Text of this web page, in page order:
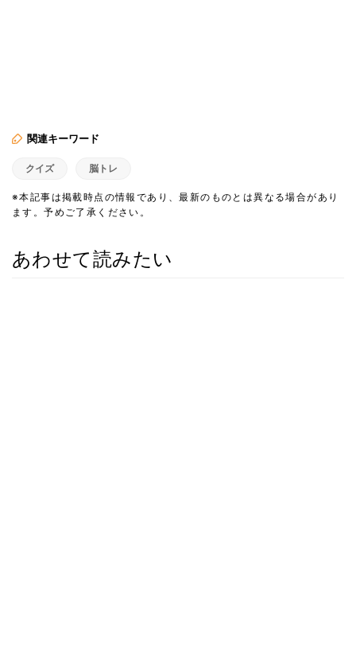
関連キーワード
クイズ 脳トレ
※本記事は掲載時点の情報であり、最新のものとは異なる場合があり
ます。予めご了承ください。
あわせて読みたい